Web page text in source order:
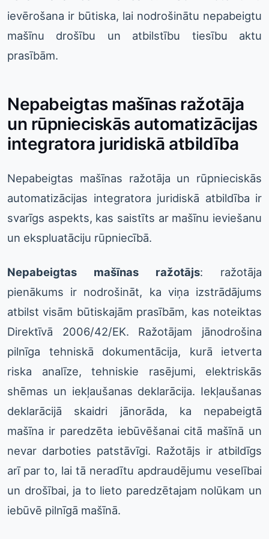
ievērošana ir būtiska, lai nodrošinātu nepabeigtu
mašīnu drošību un atbilstību tiesību aktu
prasībām.
Nepabeigtas mašīnas ražotāja
un rūpnieciskās automatizācijas
integratora juridiskā atbildība
Nepabeigtas mašīnas ražotāja un rūpnieciskās
automatizācijas integratora juridiskā atbildība ir
svarīgs aspekts, kas saistīts ar mašīnu ieviešanu
un ekspluatāciju rūpniecībā.
Nepabeigtas mašīnas ražotājs: ražotāja
pienākums ir nodrošināt, ka viņa izstrādājums
atbilst visām būtiskajām prasībām, kas noteiktas
Direktīvā 2006/42/EK. Ražotājam jānodrošina
pilnīga tehniskā dokumentācija, kurā ietverta
riska analīze, tehniskie rasējumi, elektriskās
shēmas un iekļaušanas deklarācija. Iekļaušanas
deklarācijā skaidri jānorāda, ka nepabeigtā
mašīna ir paredzēta iebūvēšanai citā mašīnā un
nevar darboties patstāvīgi. Ražotājs ir atbildīgs
arī par to, lai tā neradītu apdraudējumu veselībai
un drošībai, ja to lieto paredzētajam nolūkam un
iebūvē pilnīgā mašīnā.